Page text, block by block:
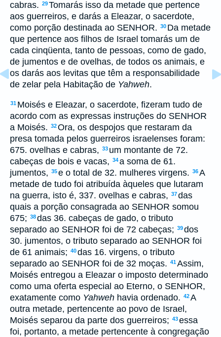
cabras. 29Tomarás isso da metade que pertence
aos guerreiros, e darás a Eleazar, o sacerdote,
como porção destinada ao SENHOR. 30 Da metade
que pertence aos filhos de Israel tomarás um de
cada cinqüenta, tanto de pessoas, como de gado,
de jumentos e de ovelhas, de todos os animais, e
os darás aos levitas que têm a responsabilidade
de zelar pela Habitação de Yahweh.
31 Moisés e Eleazar, o sacerdote, fizeram tudo de
acordo com as expressas instruções do SENHOR
a Moisés. 32Ora, os despojos que restaram da
presa tomada pelos guerreiros israelenses foram:
675. ovelhas e cabras, 33 um montante de 72.
cabeças de bois e vacas, 34a soma de 61.
jumentos, 35e o total de 32. mulheres virgens. 36A
metade de tudo foi atribuída àqueles que lutaram
na guerra, isto é, 337. ovelhas e cabras, 37das
quais a porção consagrada ao SENHOR somou
675; 38das 36. cabeças de gado, o tributo
separado ao SENHOR foi de 72 cabeças; 39dos
30. jumentos, o tributo separado ao SENHOR foi
de 61 animais; 40das 16. virgens, o tributo
separado ao SENHOR foi de 32 moças. 41Assim,
Moisés entregou a Eleazar o imposto determinado
como uma oferta especial ao Eterno, o SENHOR,
exatamente como Yahweh havia ordenado. 42A
outra metade, pertencente ao povo de Israel,
Moisés separou da parte dos guerreiros; 43essa
foi, portanto, a metade pertencente à congregação